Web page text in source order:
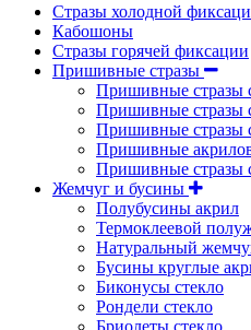
Стразы холодной
Кабошоны
Стразы горячей фиксации
Пришивные стразы
Пришивные стразы
Пришивные стразы
Пришивные стразы
Пришивные
Пришивные стразы
Жемчуг и бусины
Полубусины акрил
Термоклеевой
Натуральный
Бусины круглые
Биконусы стекло
Рондели стекло
Бриолеты стекло